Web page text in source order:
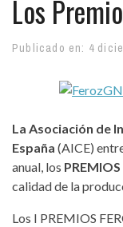
Los
Publicado en: 4
La Asociación de
España (AICE)
anual, los
calidad de la
Los I PREMIOS